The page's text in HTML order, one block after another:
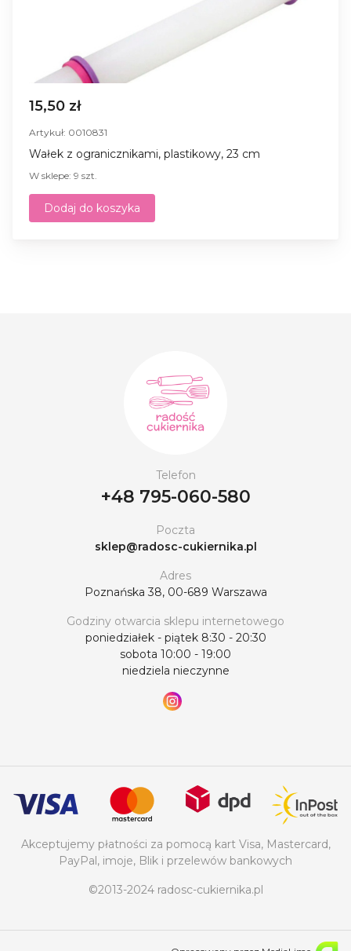
15,50 zł
Artykuł: 0010831
Wałek z ogranicznikami, plastikowy, 23 cm
W sklepe: 9 szt.
Dodaj do koszyka
Telefon
+48 795-060-580
Poczta
sklep@radosc-cukiernika.pl
Adres
Poznańska 38, 00-689 Warszawa
Godziny otwarcia sklepu internetowego
poniedziałek - piątek 8:30 - 20:30
sobota 10:00 - 19:00
niedziela nieczynne
Akceptujemy płatności za pomocą kart Visa, Mastercard,
PayPal, imoje, Blik i przelewów bankowych
©2013-2024 radosc-cukiernika.pl